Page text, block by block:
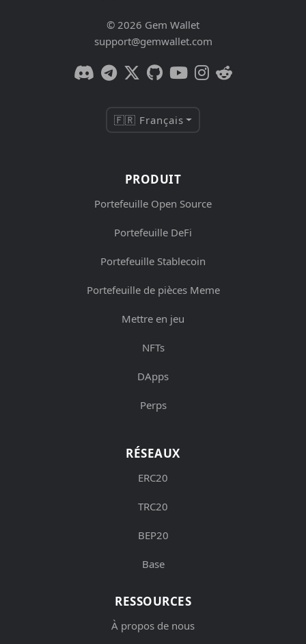
© 2026 Gem Wallet
support@gemwallet.com
🇫🇷 Français
PRODUIT
Portefeuille Open Source
Portefeuille DeFi
Portefeuille Stablecoin
Portefeuille de pièces Meme
Mettre en jeu
NFTs
DApps
Perps
RÉSEAUX
ERC20
TRC20
BEP20
Base
RESSOURCES
À propos de nous